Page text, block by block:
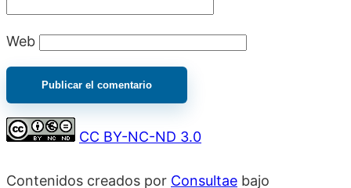
Web
CC BY-NC-ND 3.0
Contenidos creados por Consultae bajo